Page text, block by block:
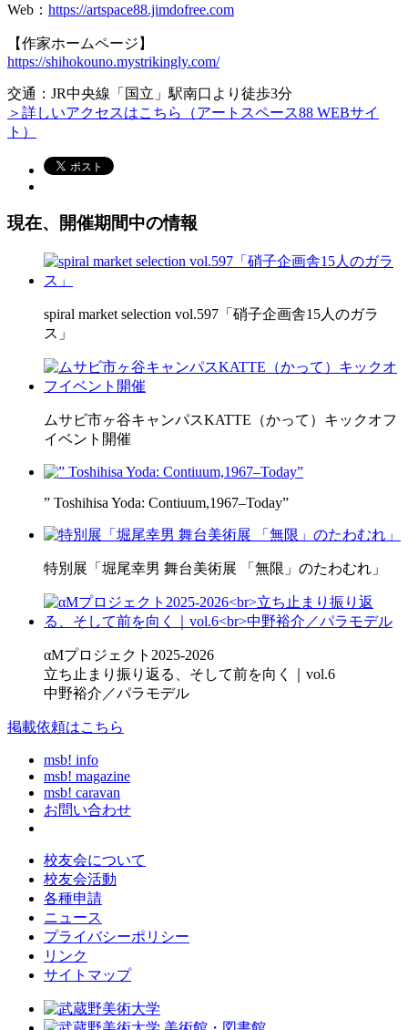
Web： https://artspace88.jimdofree.com
【作家ホームページ】
https://shihokouno.mystrikingly.com/
交通：JR中央線「国立」駅南口より徒歩3分
＞詳しいアクセスはこちら（アートスペース88 WEBサイ
ト）
現在、開催期間中の情報
spiral market selection vol.597「硝子企画舎15人のガラ
ス」
ムサビ市ヶ谷キャンパスKATTE（かって）キックオフ
イベント開催
” Toshihisa Yoda: Contiuum,1967–Today”
特別展「堀尾幸男 舞台美術展 「無限」のたわむれ」
αMプロジェクト2025-2026
立ち止まり振り返る、そして前を向く｜vol.6
中野裕介／パラモデル
掲載依頼はこちら
msb! info
msb! magazine
msb! caravan
お問い合わせ
校友会について
校友会活動
各種申請
ニュース
プライバシーポリシー
リンク
サイトマップ